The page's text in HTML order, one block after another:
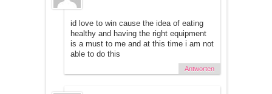
id love to win cause the idea of eating
healthy and having the right equipment
is a must to me and at this time i am not
able to do this
Antworten